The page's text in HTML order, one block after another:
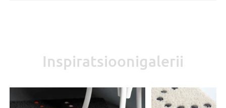
Inspiratsioonigalerii